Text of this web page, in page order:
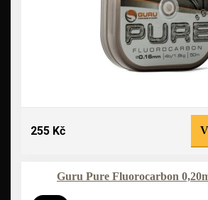
255 Kč
Guru Pure Fluorocarbon